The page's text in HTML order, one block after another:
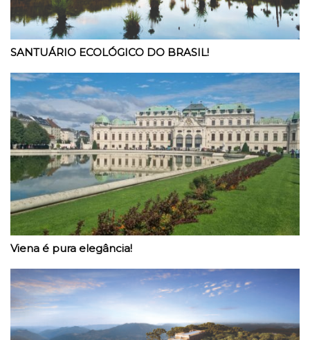
SANTUÁRIO ECOLÓGICO DO BRASIL!
Viena é pura elegância!